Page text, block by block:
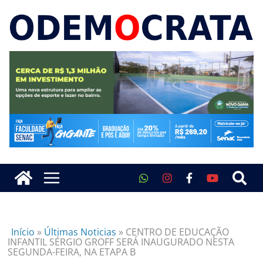
Início » Últimas Noticias » CENTRO DE EDUCAÇÃO
INFANTIL SÉRGIO GROFF SERÁ INAUGURADO NESTA
SEGUNDA-FEIRA, NA ETAPA B